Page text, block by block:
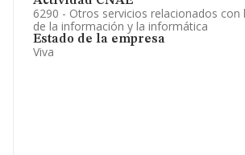
6290 - Otros servicios relacionados con
de la información y la informática
Estado de la empresa
Viva